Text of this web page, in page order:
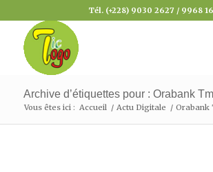
Tél. (+228) 9030 2627 / 9968
Archive d’étiquettes pour : Orabank
Vous êtes ici : Accueil / Actu Digitale / Orabank